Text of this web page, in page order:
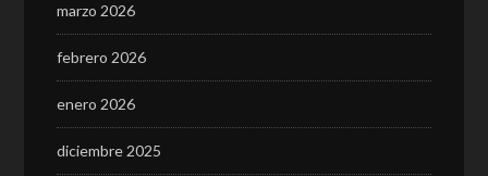
marzo 2026
febrero 2026
enero 2026
diciembre 2025